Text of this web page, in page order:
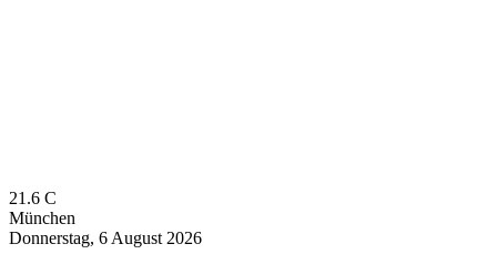
21.6 C
München
Donnerstag, 6 August 2026